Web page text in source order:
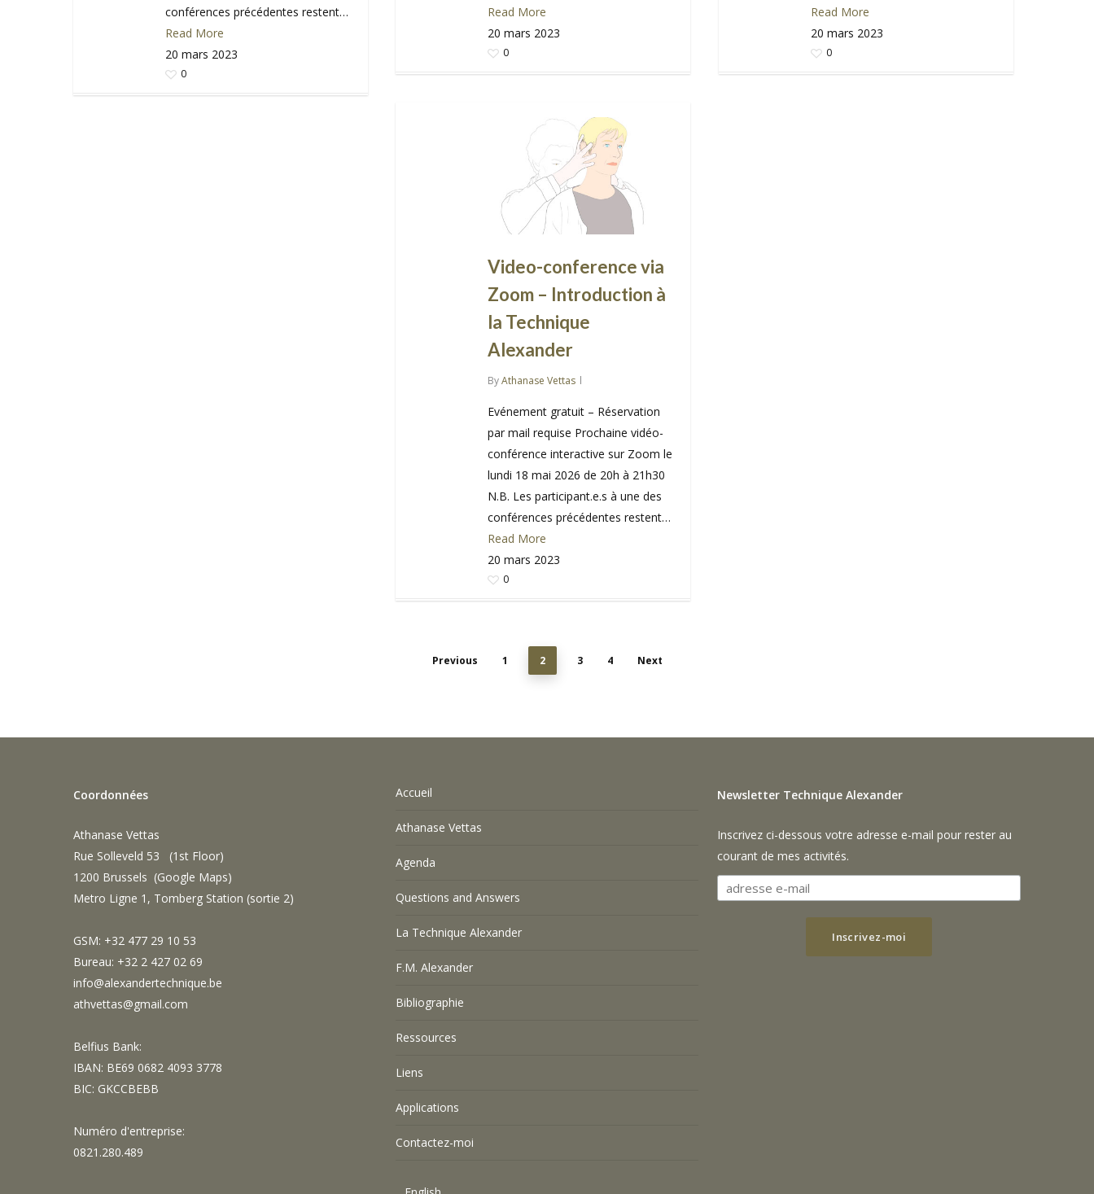
Read More
20 mars 2023
0
Read More
20 mars 2023
0
conférences précédentes restent…
Read More
20 mars 2023
0
Video-conference via
Zoom – Introduction à
la Technique
Alexander
ByAthanase Vettas
Evénement gratuit – Réservation
par mail requise Prochaine vidéo-
conférence interactive sur Zoom le
lundi 18 mai 2026 de 20h à 21h30
N.B. Les participant.e.s à une des
conférences précédentes restent…
Read More
20 mars 2023
0
Previous 1 2 3 4 Next
Coordonnées
Athanase Vettas
Rue Solleveld 53 (1st Floor)
1200 Brussels (Google Maps)
Metro Ligne 1, Tomberg Station (sortie 2)
GSM: +32 477 29 10 53
Bureau: +32 2 427 02 69
info@alexandertechnique.be
athvettas@gmail.com
Belfius Bank:
IBAN: BE69 0682 4093 3778
BIC: GKCCBEBB
Numéro d'entreprise:
0821.280.489
Accueil
Athanase Vettas
Agenda
Questions and Answers
La Technique Alexander
F.M. Alexander
Bibliographie
Ressources
Liens
Applications
Contactez-moi
Newsletter Technique Alexander
Inscrivez ci-dessous votre adresse e-mail pour rester au
courant de mes activités.